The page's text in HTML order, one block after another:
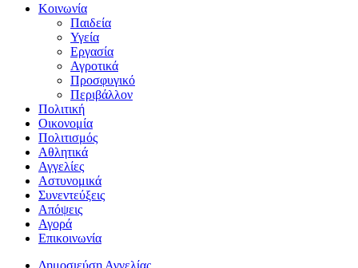
Κοινωνία
Παιδεία
Υγεία
Εργασία
Αγροτικά
Προσφυγικό
Περιβάλλον
Πολιτική
Οικονομία
Πολιτισμός
Αθλητικά
Αγγελίες
Αστυνομικά
Συνεντεύξεις
Απόψεις
Αγορά
Επικοινωνία
Δημοσιεύση Αγγελίας